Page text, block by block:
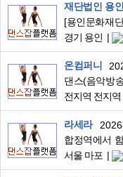
재단법인 용
경기 용인
온컴퍼니
전지역 전지역
라세라
서울 마포